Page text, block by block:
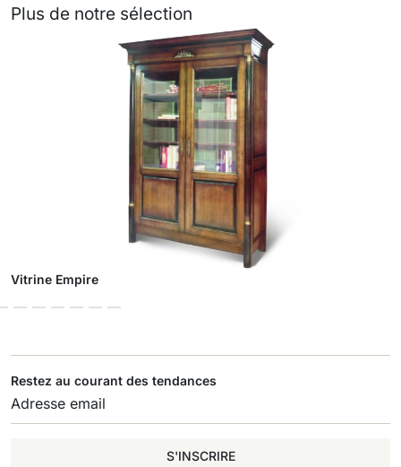
Plus de notre sélection
Vitrine Empire
Restez au courant des tendances
S'INSCRIRE